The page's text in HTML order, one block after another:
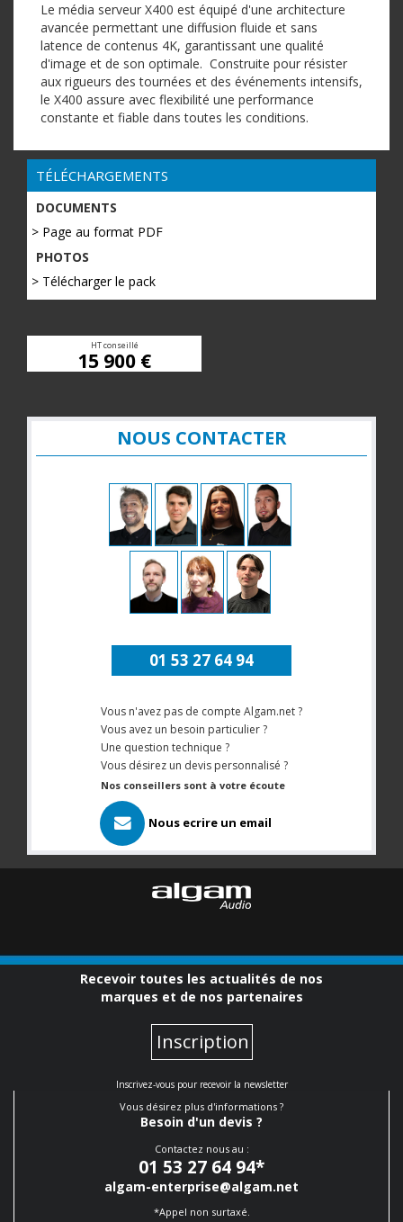
Le média serveur X400 est équipé d'une architecture
avancée permettant une diffusion fluide et sans
latence de contenus 4K, garantissant une qualité
d'image et de son optimale. Construite pour résister
aux rigueurs des tournées et des événements intensifs,
le X400 assure avec flexibilité une performance
constante et fiable dans toutes les conditions.
TÉLÉCHARGEMENTS
DOCUMENTS
> Page au format PDF
PHOTOS
> Télécharger le pack
HT conseillé
15 900 €
NOUS CONTACTER
01 53 27 64 94
Vous n'avez pas de compte Algam.net ?
Vous avez un besoin particulier ?
Une question technique ?
Vous désirez un devis personnalisé ?
Nos conseillers sont à votre écoute
Nous ecrire un email
Recevoir toutes les actualités de nos
marques et de nos partenaires
Inscription
Inscrivez-vous pour recevoir la newsletter
Vous désirez plus d'informations ?
Besoin d'un devis ?
Contactez nous au :
01 53 27 64 94*
algam-enterprise@algam.net
*Appel non surtaxé.